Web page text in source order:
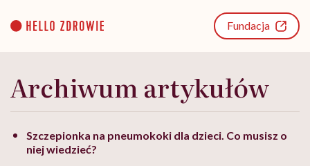
content
Fundacja
Archiwum artykułów
Szczepionka na pneumokoki dla dzieci. Co musisz o
niej wiedzieć?